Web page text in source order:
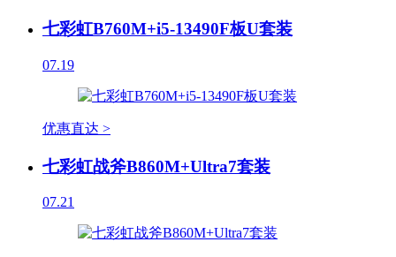
七彩虹B760M+i5-13490F板U套装
07.19
优惠直达 >
七彩虹战斧B860M+Ultra7套装
07.21